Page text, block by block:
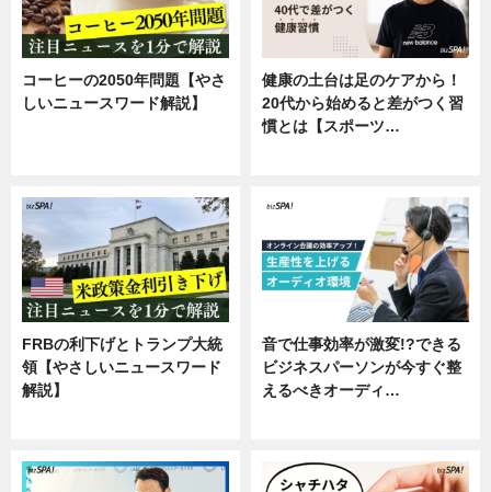
コーヒーの2050年問題【やさ
しいニュースワード解説】
健康の土台は足のケアから！
20代から始めると差がつく習
慣とは【スポーツ…
FRBの利下げとトランプ大統
領【やさしいニュースワード
解説】
音で仕事効率が激変!?できる
ビジネスパーソンが今すぐ整
えるべきオーディ…